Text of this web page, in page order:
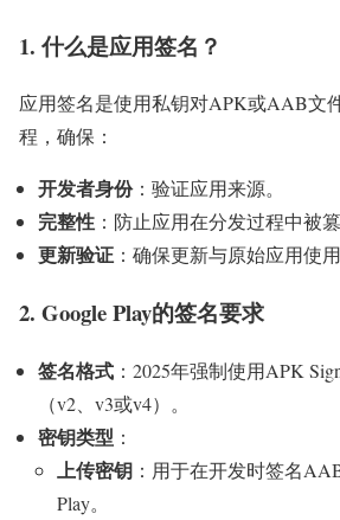
1. 什么是应用签名？
应用签名是使用私钥对APK或AAB文
程，确保：
开发者身份：验证应用来源。
完整性 ：防止应用在分发过程中被篡
更新验证 ：确保更新与原始应用使
2. Google Play的签名要求
签名格式 ：2025年强制使用APK
（v2、v3或v4）。
密钥类型 ：
上传密钥 ：用于在开发时签名
Play。